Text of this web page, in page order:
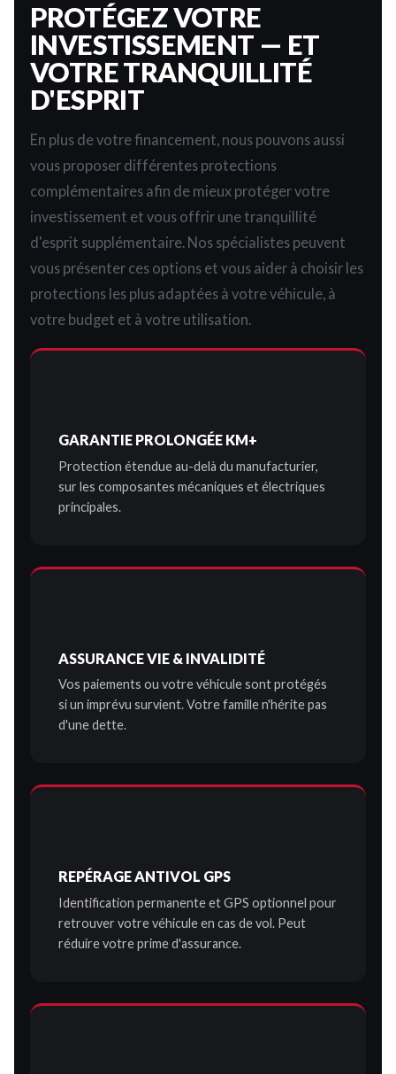
PROTÉGEZ VOTRE
INVESTISSEMENT — ET
VOTRE TRANQUILLITÉ
D'ESPRIT
En plus de votre financement, nous pouvons aussi
vous proposer différentes protections
complémentaires afin de mieux protéger votre
investissement et vous offrir une tranquillité
d'esprit supplémentaire. Nos spécialistes peuvent
vous présenter ces options et vous aider à choisir les
protections les plus adaptées à votre véhicule, à
votre budget et à votre utilisation.
GARANTIE PROLONGÉE KM+
Protection étendue au-delà du manufacturier,
sur les composantes mécaniques et électriques
principales.
ASSURANCE VIE & INVALIDITÉ
Vos paiements ou votre véhicule sont protégés
si un imprévu survient. Votre famille n'hérite pas
d'une dette.
REPÉRAGE ANTIVOL GPS
Identification permanente et GPS optionnel pour
retrouver votre véhicule en cas de vol. Peut
réduire votre prime d'assurance.